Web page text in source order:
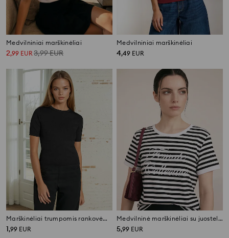
Medvilniniai marškinėliai
2,99 EUR3,99EUR
Medvilniniai marškinėliai
4,49 EUR
Marškinėliai trumpomis rankovėmis
1,99 EUR
Medvilninė marškinėliai su juostelėmis ir siuvinėtu užrašu
5,99 EUR